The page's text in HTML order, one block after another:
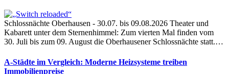
Schlossnächte Oberhausen - 30.07. bis 09.08.2026 Theater und
Kabarett unter dem Sternenhimmel: Zum vierten Mal finden vom
30. Juli bis zum 09. August die Oberhausener Schlossnächte statt.…
A-Städte im Vergleich: Moderne Heizsysteme treiben
Immobilienpreise